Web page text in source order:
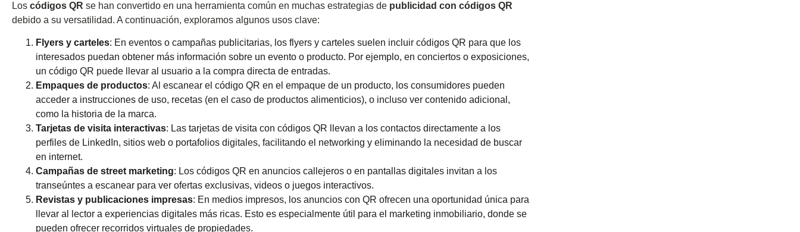
Los códigos QR se han convertido en una herramienta común en muchas estrategias de publicidad con códigos QR
debido a su versatilidad. A continuación, exploramos algunos usos clave:
Flyers y carteles: En eventos o campañas publicitarias, los flyers y carteles suelen incluir códigos QR para que los
interesados puedan obtener más información sobre un evento o producto. Por ejemplo, en conciertos o exposiciones,
un código QR puede llevar al usuario a la compra directa de entradas.
Empaques de productos: Al escanear el código QR en el empaque de un producto, los consumidores pueden
acceder a instrucciones de uso, recetas (en el caso de productos alimenticios), o incluso ver contenido adicional,
como la historia de la marca.
Tarjetas de visita interactivas: Las tarjetas de visita con códigos QR llevan a los contactos directamente a los
perfiles de LinkedIn, sitios web o portafolios digitales, facilitando el networking y eliminando la necesidad de buscar
en internet.
Campañas de street marketing: Los códigos QR en anuncios callejeros o en pantallas digitales invitan a los
transeúntes a escanear para ver ofertas exclusivas, videos o juegos interactivos.
Revistas y publicaciones impresas: En medios impresos, los anuncios con QR ofrecen una oportunidad única para
llevar al lector a experiencias digitales más ricas. Esto es especialmente útil para el marketing inmobiliario, donde se
pueden ofrecer recorridos virtuales de propiedades.